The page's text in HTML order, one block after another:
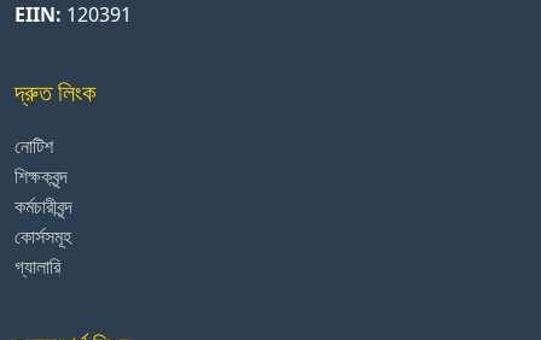
EIIN: 120391
দ্রুত লিংক
নোটিশ
শিক্ষকবৃন্দ
কর্মচারীবৃন্দ
কোর্সসমূহ
গ্যালারি